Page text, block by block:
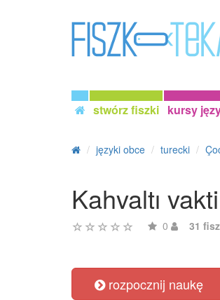
stwórz fiszki kursy
języki obce turecki
Kahvaltı
0 31
rozpocznij naukę